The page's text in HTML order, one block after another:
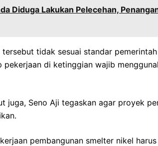
Diduga Lakukan Pelecehan,
tidak sesuai standar
di ketinggian wajib
juga, Seno Aji tegaskan agar proyek
pembangunan smelter nikel harus